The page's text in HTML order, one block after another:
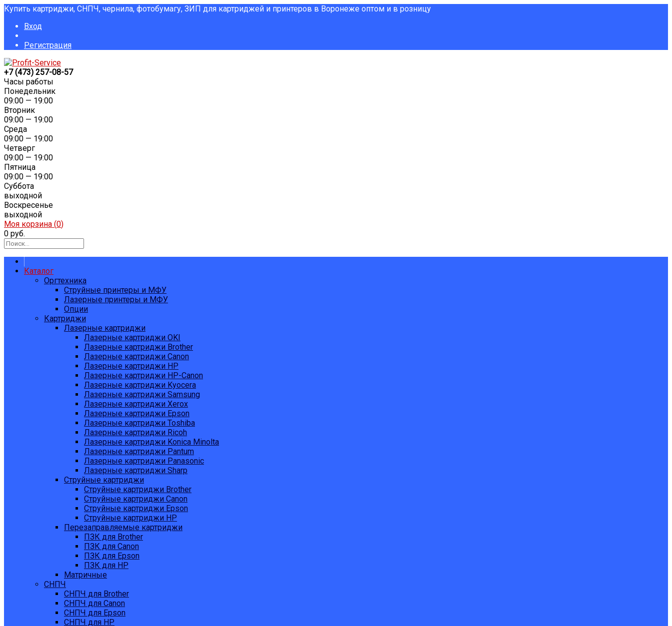
Купить картриджи, СНПЧ, чернила, фотобумагу, ЗИП для картриджей и принтеров в Воронеже оптом и в розницу
Вход
Регистрация
+7 (473) 257-08-57
Часы работы
Понедельник
09:00 — 19:00
Вторник
09:00 — 19:00
Среда
09:00 — 19:00
Четверг
09:00 — 19:00
Пятница
09:00 — 19:00
Суббота
выходной
Воскресенье
выходной
Моя корзина (0)
0 руб.
Каталог
Оргтехника
Струйные принтеры и МФУ
Лазерные принтеры и МФУ
Опции
Картриджи
Лазерные картриджи
Лазерные картриджи OKI
Лазерные картриджи Brother
Лазерные картриджи Canon
Лазерные картриджи HP
Лазерные картриджи HP-Canon
Лазерные картриджи Kyocera
Лазерные картриджи Samsung
Лазерные картриджи Xerox
Лазерные картриджи Epson
Лазерные картриджи Toshiba
Лазерные картриджи Ricoh
Лазерные картриджи Konica Minolta
Лазерные картриджи Pantum
Лазерные картриджи Panasonic
Лазерные картриджи Sharp
Струйные картриджи
Струйные картриджи Brother
Струйные картриджи Canon
Струйные картриджи Epson
Струйные картриджи HP
Перезаправляемые картриджи
ПЗК для Brother
ПЗК для Canon
ПЗК для Epson
ПЗК для HP
Матричные
СНПЧ
СНПЧ для Brother
СНПЧ для Canon
СНПЧ для Epson
СНПЧ для HP